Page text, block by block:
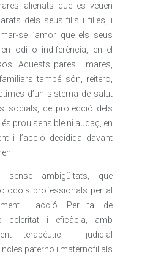
alienats que es veuen
dels seus fills i filles, i
se l’amor que els seus
odi o indiferència, en el
Aquests pares i mares,
també són, reitero,
d’un sistema de salut
socials, de protecció dels
prou sensible ni audaç, en
i l’acció decidida davant
sense ambigüitats, que
professionals per al
i acció. Per tal de
celeritat i eficàcia, amb
terapèutic i judicial
paterno i maternofilials